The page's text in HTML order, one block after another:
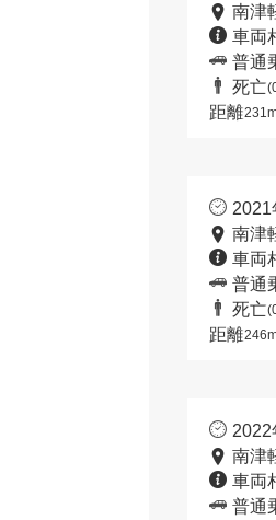
南津
車両
普通
死亡
距離
2021
南津
車両
普通
死亡
距離
2022
南津
車両
普通